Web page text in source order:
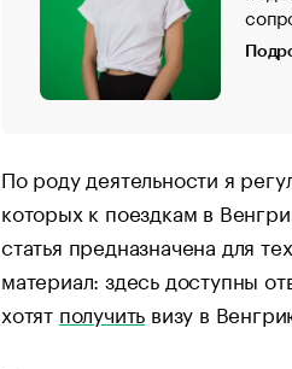
По роду деятельности я
которых к поездкам в
статья предназначена для
материал: здесь доступны
хотят получить визу в